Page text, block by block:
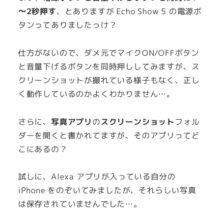
〜2秒押す、とありますが Echo Show 5 の電源ボ
タンってありましたっけ？
仕方がないので、ダメ元でマイクON/OFFボタン
と音量下げるボタンを同時押ししてみますが、ス
クリーンショットが撮れている様子もなく、正し
く動作しているのかよくわかりません…。
さらに、 写真アプリのスクリーンショットフォル
ダーを開くと書かれてますが、そのアプリってど
こにあるの？
試しに、Alexa アプリが入っている自分の
iPhone をのぞいてみましたが、それらしい写真
は保存されていませんでした…。